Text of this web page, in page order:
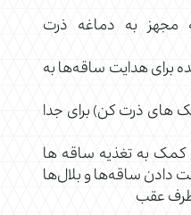
مجهز به دماغه ذرت
برای هدایت ساقه‌ها به
های ذرت کن) برای جدا
کمک به تغذیه ساقه ها
دادن ساقه‌ها و بلال‌ها
عقب